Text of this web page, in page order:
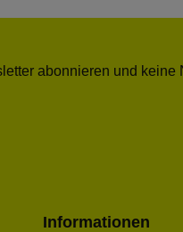
abonnieren und keine
Informationen